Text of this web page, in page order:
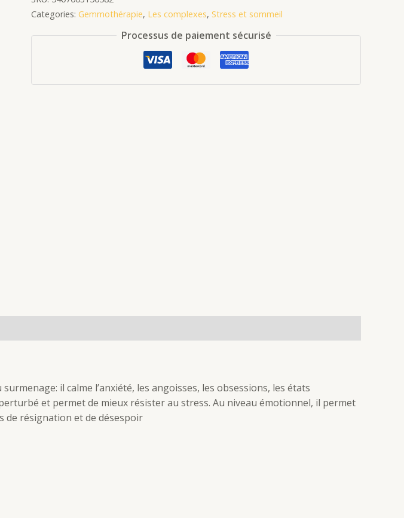
Categories: Gemmothérapie, Les complexes, Stress et sommeil
Processus de paiement sécurisé
il calme l’anxiété, les angoisses, les obsessions, les états
et permet de mieux résister au stress. Au niveau émotionnel, il permet
de résignation et de désespoir